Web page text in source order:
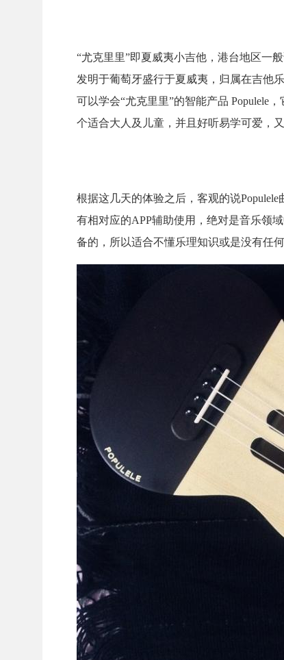
“尤克里里”即夏威夷小吉他，港台地区一
发明于葡萄牙盛行于夏威夷，归属在吉他
可以学会“尤克里里”的智能产品 Populele
个适合大人及儿童，并且好听易学可爱，
根据这几天的体验之后，客观的说
有相对应的APP辅助使用，绝对是音乐领
备的，所以适合不懂乐理知识或是没有任